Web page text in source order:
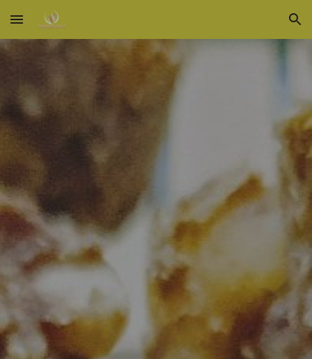
Skip to main content Skip to navigation